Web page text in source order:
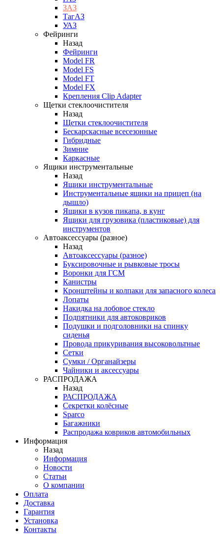
ЗАЗ
ТагАЗ
УАЗ
Фейринги
Назад
Фейринги
Model FR
Model FS
Model FT
Model FX
Крепления Clip Adapter
Щетки стеклоочистителя
Назад
Щетки стеклоочистителя
Бескарскасные всесезонные
Гибридные
Зимние
Каркасные
Ящики инструментальные
Назад
Ящики инструментальные
Инструментальные ящики на прицеп (на
дышло)
Ящики в кузов пикапа, в кунг
Ящики для грузовика (пластиковые) для
инструментов
Автоаксессуары (разное)
Назад
Автоаксессуары (разное)
Буксировочные и рывковые тросы
Воронки для ГСМ
Канистры
Кронштейны и колпаки для запасного колеса
Лопаты
Накидка на лобовое стекло
Подпятники для автоковриков
Подушки и подголовники на спинку
сиденья
Провода прикуривания высоковольтные
Сетки
Сумки / Органайзеры
Чайники и аксессуары
РАСПРОДАЖА
Назад
РАСПРОДАЖА
Секретки колёсные
Sparco
Багажники
Распродажа ковриков автомобильных
Информация
Назад
Информация
Новости
Статьи
О компании
Оплата
Доставка
Гарантия
Установка
Контакты